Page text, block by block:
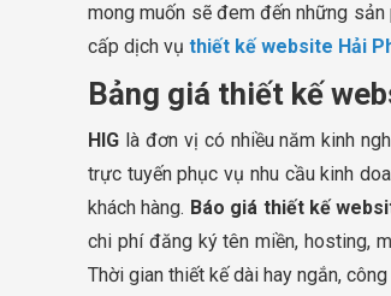
mong muốn sẽ đem đến những
cấp dịch vụ thiết kế website Hải
Bảng giá thiết kế
HIG là đơn vị có nhiều năm kinh
trực tuyến phục vụ nhu cầu kinh
khách hàng. Báo giá thiết kế
chi phí đăng ký tên miền, hosting,
Thời gian thiết kế dài hay ngắn,